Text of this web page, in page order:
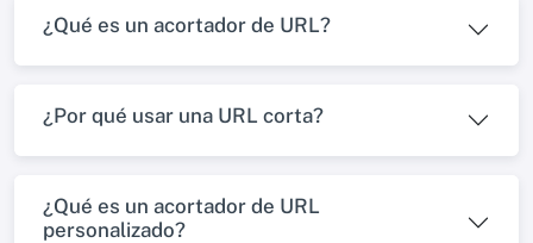
¿Qué es un acortador de URL?
¿Por qué usar una URL corta?
¿Qué es un acortador de URL
personalizado?